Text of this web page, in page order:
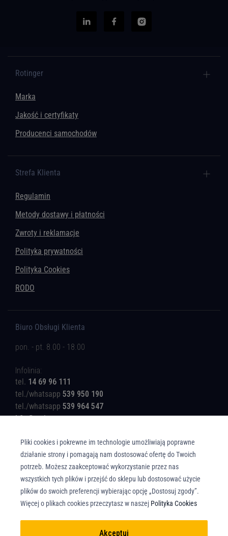
Rotinger
Marka
Jakość i certyfikaty
Producenci samochodów
Strefa Klienta
Regulamin
Metody dostawy i płatności
Zwroty i reklamacje
Polityka prywatności
Polityka Cookies
RODO
Biuro Obsługi Klienta
pon. - pt. 8.00 - 18.00
Infolinia:
tel. 14 69 96 111
tel./whatsapp 539 950 190
tel./whatsapp 539 964 547
b2c@rotinger.com
Copyright © Union Parts Sp. z o.o. - Wszelkie prawa zastrzeżone. All rights
reserved.
Pliki cookies i pokrewne im technologie umożliwiają poprawne
działanie strony i pomagają nam dostosować ofertę do Twoich
potrzeb. Możesz zaakceptować wykorzystanie przez nas
wszystkich tych plików i przejść do sklepu lub dostosować użycie
plików do swoich preferencji wybierając opcję „Dostosuj zgody”.
Więcej o plikach cookies przeczytasz w naszej Polityka Cookies
Akceptuj